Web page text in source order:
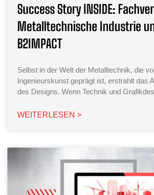
Success Story INSIDE:
Metalltechnische Industrie
B2IMPACT
Selbst in der Welt der Metalltechnik, die
Ingenieurskunst geprägt ist, erstrahlt das
des Designs. Wenn Technik und
WEITERLESEN >